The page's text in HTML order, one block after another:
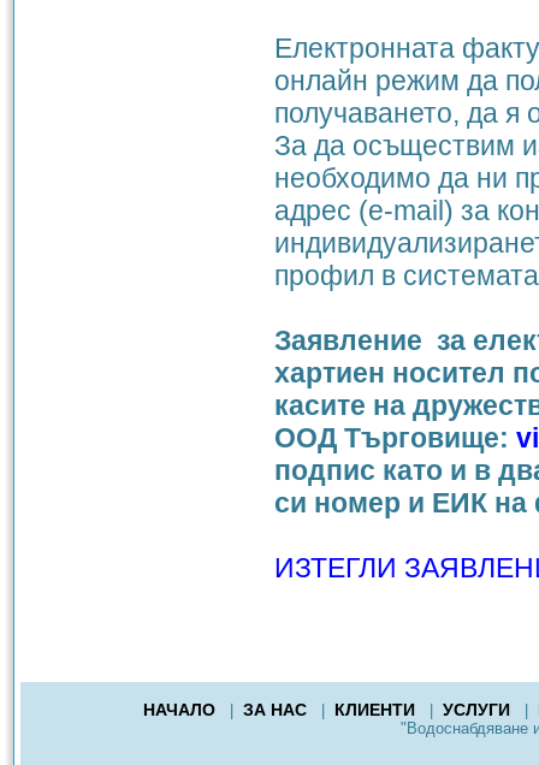
Електронната
онлайн режим да
получаването, да я
За да осъществим
необходимо да ни
адрес (e-mail) за
профил в
Заявление за
хартиен носител
касите на
ООД Търговище:
подпис като и в
си номер и ЕИК на
ИЗТЕГЛИ
НАЧАЛО ЗА НАС КЛИЕНТИ УСЛУГИ
"Водоснабдяване